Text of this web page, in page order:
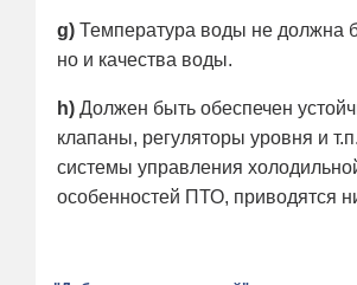
g) Температура воды не должна
но и качества воды.
h) Должен быть обеспечен
клапаны, регуляторы уровня и
системы управления
особенностей ПТО, приводятся